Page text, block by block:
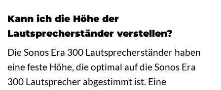
Kann ich die Höhe der
Lautsprecherständer verstellen?
Die Sonos Era 300 Lautsprecherständer haben
eine feste Höhe, die optimal auf die Sonos Era
300 Lautsprecher abgestimmt ist. Eine